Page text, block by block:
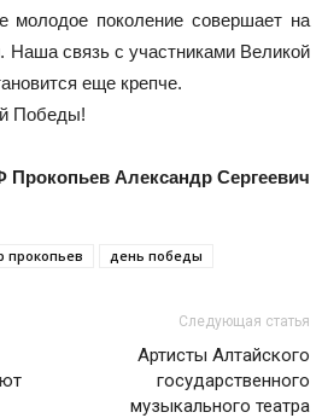
поколение совершает на
Наша связь с участниками Великой
еще крепче.
Победы!
Александр Сергеевич
прокопьев день победы
Следующая статья
Артисты Алтайского
государственного
музыкального театра